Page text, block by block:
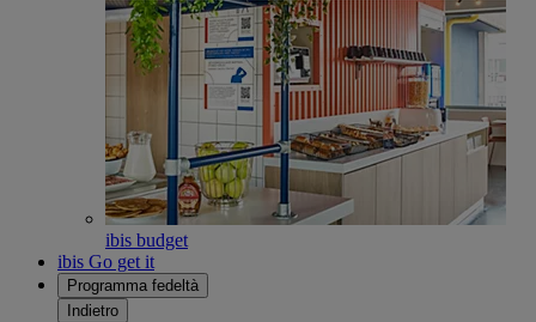
ibis budget
ibis Go get it
Programma fedeltà
Indietro